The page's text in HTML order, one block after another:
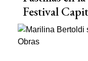
Festival